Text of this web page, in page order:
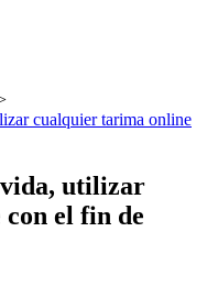
cualquier tarima online
vida, utilizar
el fin de